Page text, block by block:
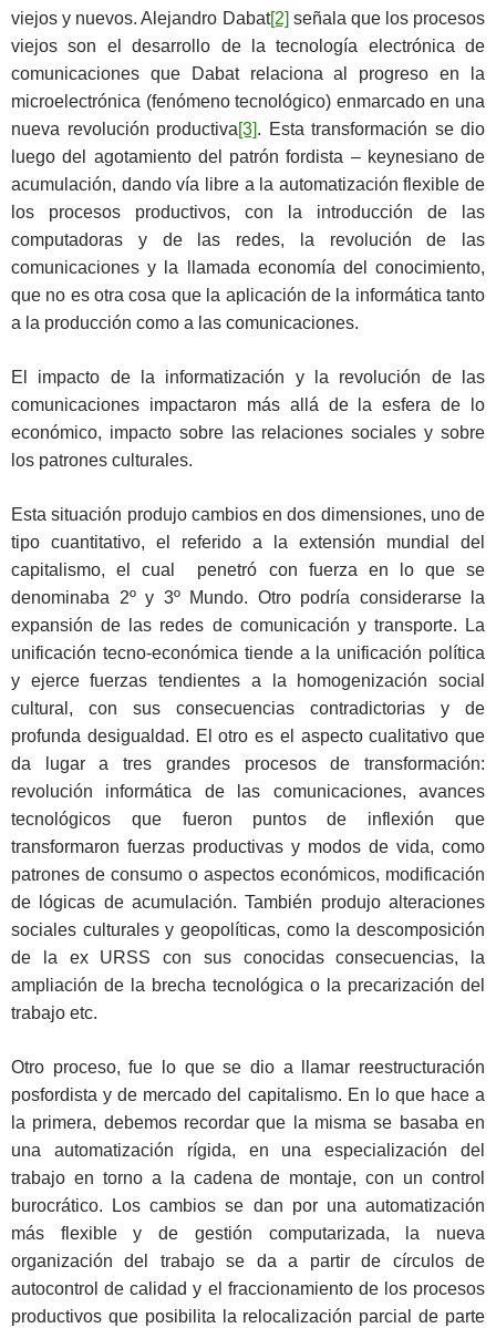
viejos y nuevos. Alejandro Dabat[2] señala que los procesos
viejos son el desarrollo de la tecnología electrónica de
comunicaciones que Dabat relaciona al progreso en la
microelectrónica (fenómeno tecnológico) enmarcado en una
nueva revolución productiva[3]. Esta transformación se dio
luego del agotamiento del patrón fordista – keynesiano de
acumulación, dando vía libre a la automatización flexible de
los procesos productivos, con la introducción de las
computadoras y de las redes, la revolución de las
comunicaciones y la llamada economía del conocimiento,
que no es otra cosa que la aplicación de la informática tanto
a la producción como a las comunicaciones.
El impacto de la informatización y la revolución de las
comunicaciones impactaron más allá de la esfera de lo
económico, impacto sobre las relaciones sociales y sobre
los patrones culturales.
Esta situación produjo cambios en dos dimensiones, uno de
tipo cuantitativo, el referido a la extensión mundial del
capitalismo, el cual penetró con fuerza en lo que se
denominaba 2º y 3º Mundo. Otro podría considerarse la
expansión de las redes de comunicación y transporte. La
unificación tecno-económica tiende a la unificación política
y ejerce fuerzas tendientes a la homogenización social
cultural, con sus consecuencias contradictorias y de
profunda desigualdad. El otro es el aspecto cualitativo que
da lugar a tres grandes procesos de transformación:
revolución informática de las comunicaciones, avances
tecnológicos que fueron puntos de inflexión que
transformaron fuerzas productivas y modos de vida, como
patrones de consumo o aspectos económicos, modificación
de lógicas de acumulación. También produjo alteraciones
sociales culturales y geopolíticas, como la descomposición
de la ex URSS con sus conocidas consecuencias, la
ampliación de la brecha tecnológica o la precarización del
trabajo etc.
Otro proceso, fue lo que se dio a llamar reestructuración
posfordista y de mercado del capitalismo. En lo que hace a
la primera, debemos recordar que la misma se basaba en
una automatización rígida, en una especialización del
trabajo en torno a la cadena de montaje, con un control
burocrático. Los cambios se dan por una automatización
más flexible y de gestión computarizada, la nueva
organización del trabajo se da a partir de círculos de
autocontrol de calidad y el fraccionamiento de los procesos
productivos que posibilita la relocalización parcial de parte